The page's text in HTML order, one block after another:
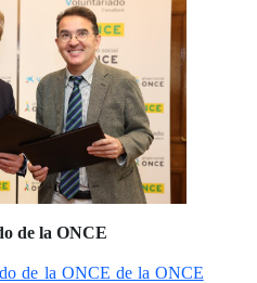
de la ONCE
de la ONCE de la ONCE